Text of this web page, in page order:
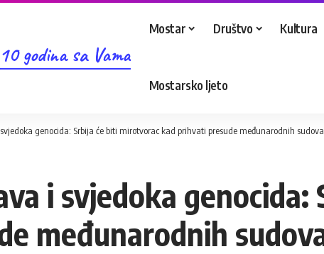
10 godina sa Vama
Mostar Društvo Kultura
Mostarsko ljeto
genocida: Srbija će biti mirotvorac kad prihvati presude međunarodnih sudova
i svjedoka
međunarodnih